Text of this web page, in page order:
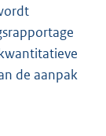
de aanpak